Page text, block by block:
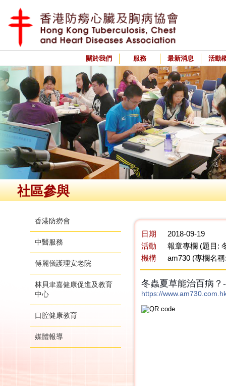
關於我們 服務 最新消息 活動
社區參與
香港防癆會
中醫服務
傅麗儀護理安老院
林貝聿嘉健康促進及教育
中心
口腔健康教育
媒體報導
日期
2018-09-19
活動
報章專欄 (題目:
機構
am730 (專欄名
冬蟲夏草能治百病？
https://